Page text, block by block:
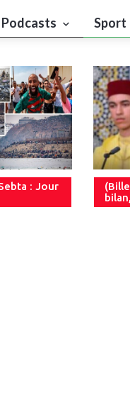
Podcasts Sport
: Jour